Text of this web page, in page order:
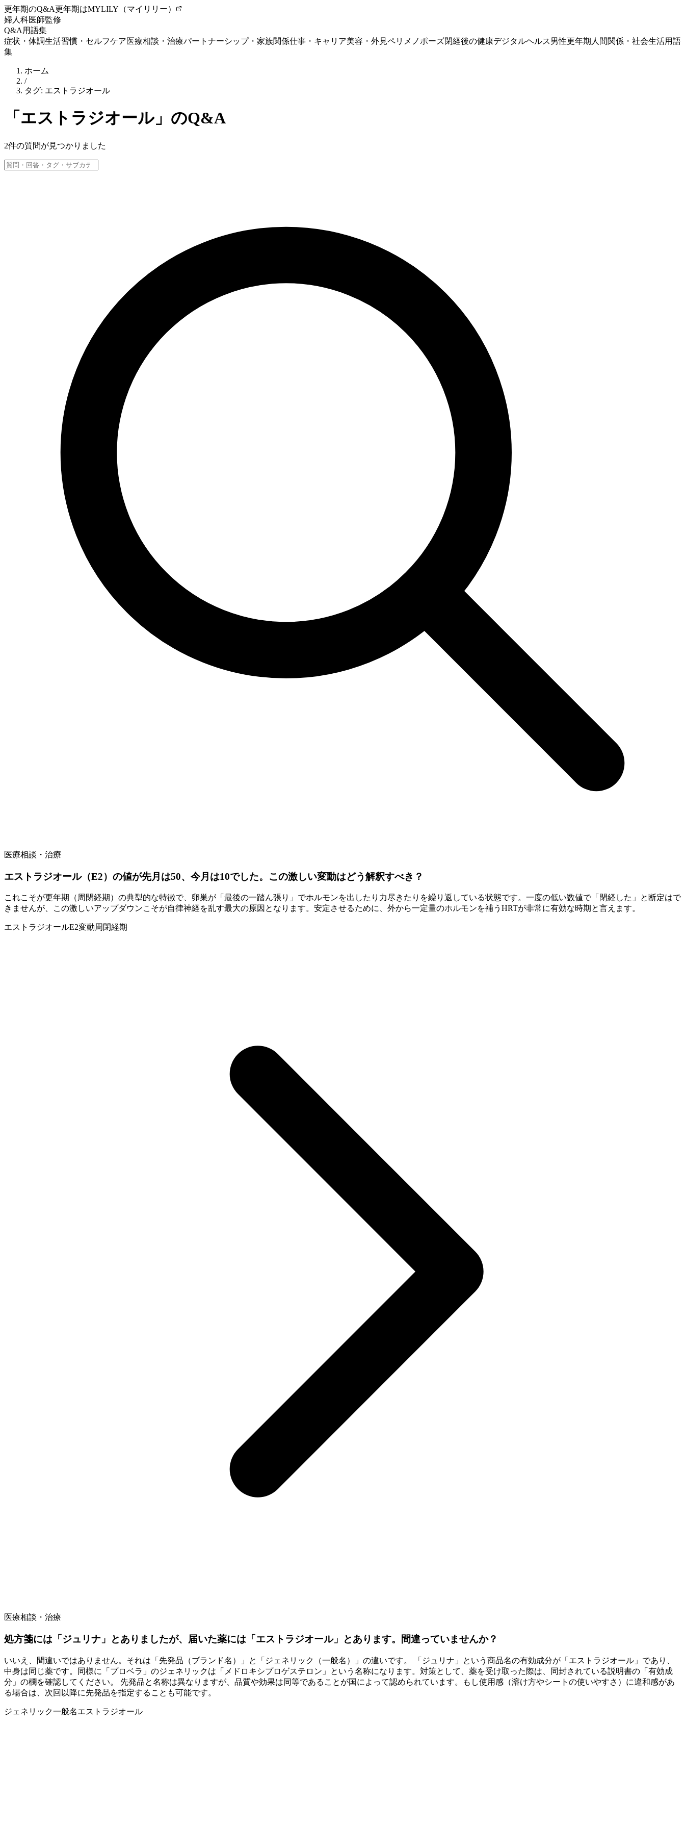
更年期のQ&A更年期はMYLILY（マイリリー）
婦人科医師監修
Q&A 用語集
症状・体調生活習慣・セルフケア医療相談・治療パートナーシップ・家族関係仕事・キャリア美容・外見ペリメノポーズ閉経後の健康デジタルヘルス男性更年期 人間関係・社会生活用語
集
ホーム
/
タグ: エストラジオール
「 エストラジオール」のQ&A
2件の質問が見つかりました
医療相談・治療
エストラジオール（E2）の値が先月は50、今月は10でした。この激しい変動はどう解釈すべき？
これこそが更年期（周閉経期）の典型的な特徴で、卵巣が「最後の一踏ん張り」でホルモンを出したり力尽きたりを繰り返している状態です。一度の低い数値で「閉経した」と断定はで
きませんが、この激しいアップダウンこそが自律神経を乱す最大の原因となります。安定させるために、外から一定量のホルモンを補うHRTが非常に有効な時期と言えます。
エストラジオールE2変動周閉経期
医療相談・治療
処方箋には「ジュリナ」とありましたが、届いた薬には「エストラジオール」とあります。間違っていませんか？
いいえ、間違いではありません。それは「先発品（ブランド名）」と「ジェネリック（一般名）」の違いです。 「ジュリナ」という商品名の有効成分が「エストラジオール」であり、
中身は同じ薬です。同様に「プロベラ」のジェネリックは「メドロキシプロゲステロン」という名称になります。対策として、薬を受け取った際は、同封されている説明書の「有効成
分」の欄を確認してください。 先発品と名称は異なりますが、品質や効果は同等であることが国によって認められています。もし使用感（溶け方やシートの使いやすさ）に違和感があ
る場合は、次回以降に先発品を指定することも可能です。
ジェネリック一般名エストラジオール